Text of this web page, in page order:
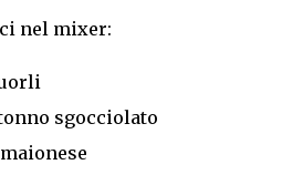
nel mixer:
sgocciolato